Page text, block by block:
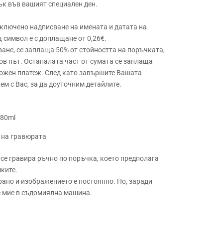
във вашият специален ден.
надписване на имената и датата на
символ е с доплащане от 0,26€.
се заплаща 50% от стойността на поръчката,
път. Останалата част от сумата се заплаща
платеж. След като завършите Вашата
с Вас, за да доуточним детайлите.
гравюрата
гравира ръчно по поръчка, което предполага
и изображението е постоянно. Но, заради
мие в съдомиялна машина.